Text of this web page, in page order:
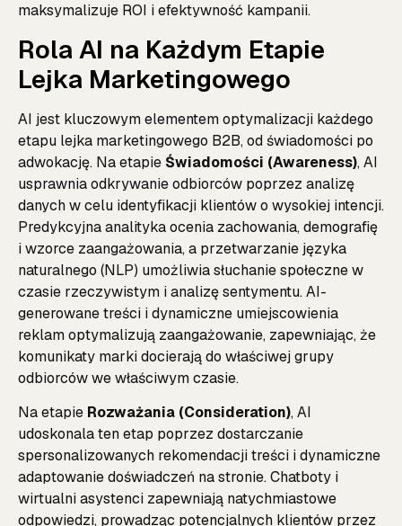
maksymalizuje ROI i efektywność kampanii.
Rola AI na Każdym Etapie
Lejka Marketingowego
AI jest kluczowym elementem optymalizacji każdego
etapu lejka marketingowego B2B, od świadomości po
adwokację. Na etapie Świadomości (Awareness), AI
usprawnia odkrywanie odbiorców poprzez analizę
danych w celu identyfikacji klientów o wysokiej intencji.
Predykcyjna analityka ocenia zachowania, demografię
i wzorce zaangażowania, a przetwarzanie języka
naturalnego (NLP) umożliwia słuchanie społeczne w
czasie rzeczywistym i analizę sentymentu. AI-
generowane treści i dynamiczne umiejscowienia
reklam optymalizują zaangażowanie, zapewniając, że
komunikaty marki docierają do właściwej grupy
odbiorców we właściwym czasie.
Na etapie Rozważania (Consideration), AI
udoskonala ten etap poprzez dostarczanie
spersonalizowanych rekomendacji treści i dynamiczne
adaptowanie doświadczeń na stronie. Chatboty i
wirtualni asystenci zapewniają natychmiastowe
odpowiedzi, prowadząc potencjalnych klientów przez